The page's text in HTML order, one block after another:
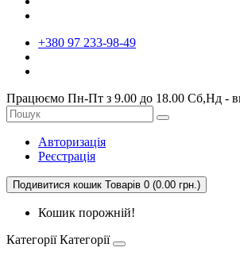
+380 97 233-98-49
Працюємо Пн-Пт з 9.00 до 18.00 Сб,Нд -
Авторизація
Реєстрація
Подивитися кошик Товарів 0 (0.00 грн.)
Кошик порожній!
Категорії Категорії